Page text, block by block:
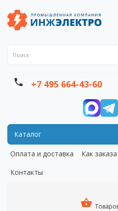
+7 495 664-43-60
Каталог
Оплата и доставка Как
Контакты